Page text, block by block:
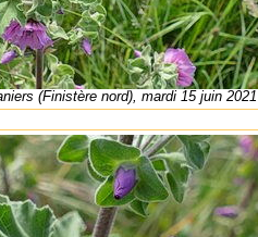
(Finistère nord), mardi 15 juin 2021